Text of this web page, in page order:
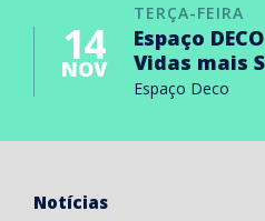
TERÇA-FEIRA
14
NOV
Espaço
Vidas mais
Espaço Deco
Notícias